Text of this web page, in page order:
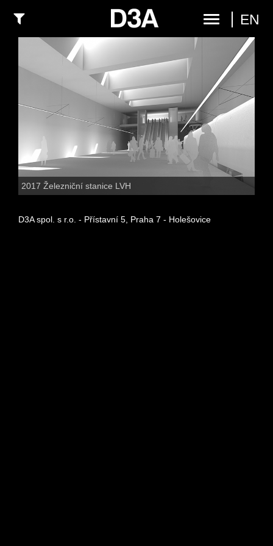
EN
2017 Železniční stanice LVH
D3A spol. s r.o. - Přístavní 5, Praha 7 - Holešovice